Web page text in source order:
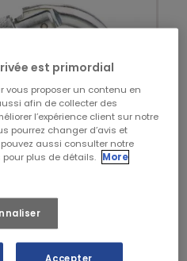
est primordial
vous proposer un contenu en
afin de collecter des
l’expérience client sur notre
pourrez changer d’avis et
aussi consulter notre
plus de détails. More
Accepter